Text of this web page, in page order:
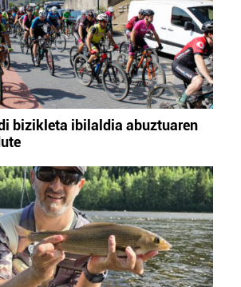
gehiago eta ezarri zure lehentasunak
unetan alda edo ken dezakezu
adierazpenean.
propioak eta hirugarrenen cookie-
ditu. Zure esperientzia eta
asmoz, cookie teknologiaz
hau onartuz gero, teknologia hori
esplizitua ematen diguzu.Gehiago
bizikleta ibilaldia abuztuaren